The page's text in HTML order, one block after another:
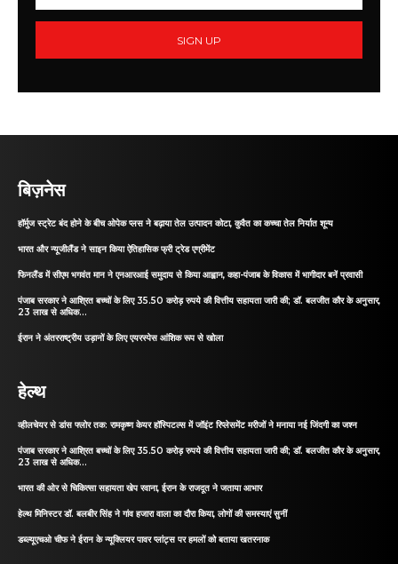
SIGN UP
बिज़नेस
हॉर्मुज स्ट्रेट बंद होने के बीच ओपेक प्लस ने बढ़ाया तेल उत्पादन कोटा, कुवैत का कच्चा तेल निर्यात शून्य
भारत और न्यूजीलैंड ने साइन किया ऐतिहासिक फ्री ट्रेड एग्रीमेंट
फिनलैंड में सीएम भगवंत मान ने एनआरआई समुदाय से किया आह्वान, कहा-पंजाब के विकास में भागीदार बनें प्रवासी
पंजाब सरकार ने आश्रित बच्चों के लिए 35.50 करोड़ रुपये की वित्तीय सहायता जारी की; डॉ. बलजीत कौर के अनुसार,
23 लाख से अधिक...
ईरान ने अंतरराष्ट्रीय उड़ानों के लिए एयरस्पेस आंशिक रूप से खोला
हेल्थ
व्हीलचेयर से डांस फ्लोर तक: रामकृष्ण केयर हॉस्पिटल्स में जॉइंट रिप्लेसमेंट मरीजों ने मनाया नई जिंदगी का जश्न
पंजाब सरकार ने आश्रित बच्चों के लिए 35.50 करोड़ रुपये की वित्तीय सहायता जारी की; डॉ. बलजीत कौर के अनुसार,
23 लाख से अधिक...
भारत की ओर से चिकित्सा सहायता खेप रवाना, ईरान के राजदूत ने जताया आभार
हेल्थ मिनिस्टर डॉ. बलबीर सिंह ने गांव हजारा वाला का दौरा किया, लोगों की समस्याएं सुनीं
डब्ल्यूएचओ चीफ ने ईरान के न्यूक्लियर पावर प्लांट्स पर हमलों को बताया खतरनाक